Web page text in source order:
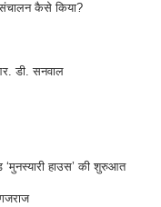
कैसे किया?
डी. सनवाल
‘मुनस्यारी हाउस’ की शुरुआत